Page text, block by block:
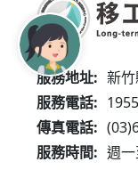
服務地址: 新
服務電話:
傳真電話:
服務時間: 週